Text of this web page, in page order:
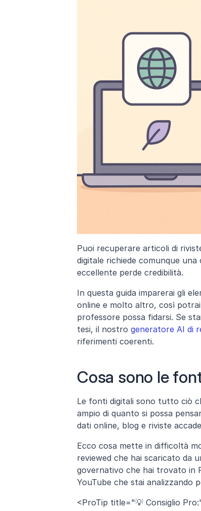
Puoi recuperare articoli di
digitale richiede comunque
eccellente perde credibilità.
In questa guida imparerai gli
online e molto altro, così
professore possa fidarsi. Se
tesi, il nostro generatore AI di
riferimenti coerenti.
Cosa sono le
Le fonti digitali sono tutto ciò
ampio di quanto si possa
dati online, blog e riviste
Ecco cosa mette in difficoltà
reviewed che hai scaricato da
governativo che hai trovato in
YouTube che stai analizzando
<ProTip title="💡 Consiglio